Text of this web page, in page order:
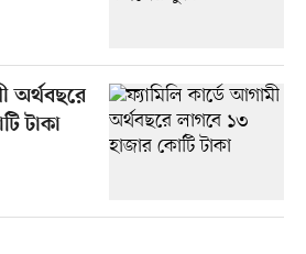
অর্থবছরে
টাকা